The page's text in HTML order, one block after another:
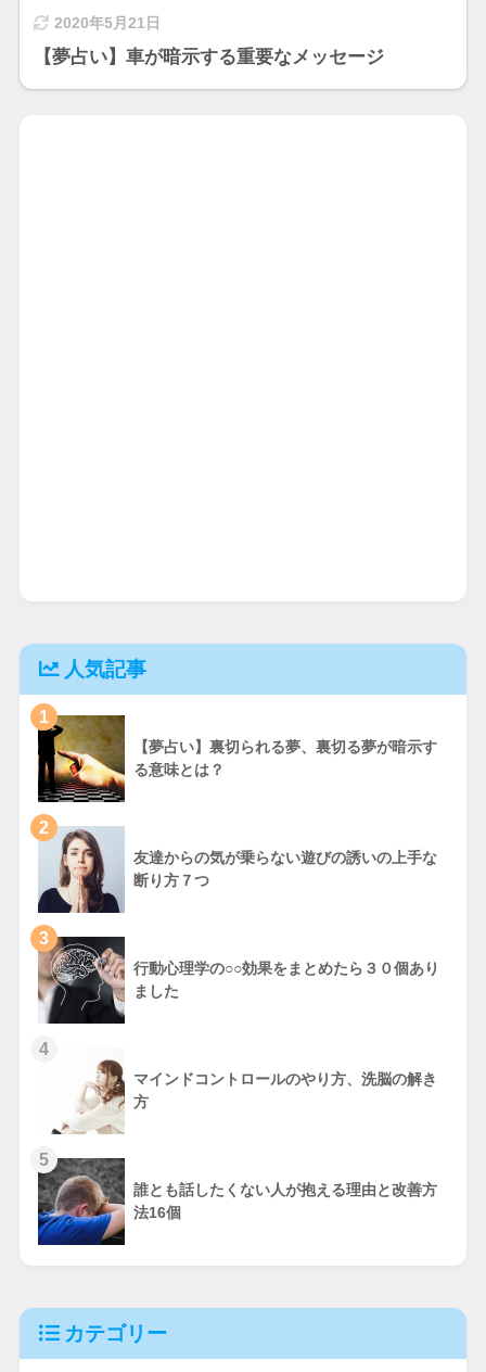
2020年5月21日
【夢占い】車が暗示する重要なメッセージ
人気記事
1
【夢占い】裏切られる夢、裏切る夢が暗示す
る意味とは？
2
友達からの気が乗らない遊びの誘いの上手な
断り方７つ
3
行動心理学の○○効果をまとめたら３０個あり
ました
4
マインドコントロールのやり方、洗脳の解き
方
5
誰とも話したくない人が抱える理由と改善方
法16個
カテゴリー